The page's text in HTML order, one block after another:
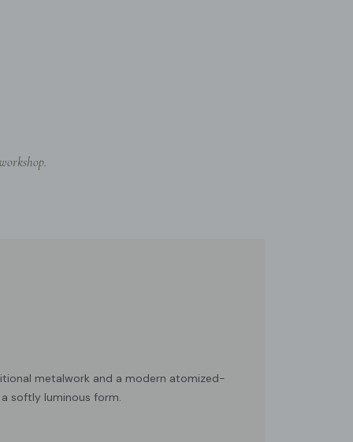
metalwork and a modern atomized-
softly luminous form.